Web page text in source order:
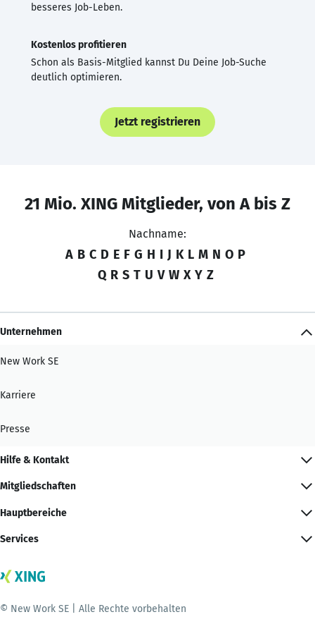
besseres Job-Leben.
Kostenlos profitieren
Schon als Basis-Mitglied kannst Du Deine Job-Suche
deutlich optimieren.
Jetzt registrieren
21 Mio. XING Mitglieder, von A bis Z
Nachname:
A B C D E F G H I J K L M N O P
Q R S T U V W X Y Z
Unternehmen
New Work SE
Karriere
Presse
Hilfe & Kontakt
Mitgliedschaften
Hauptbereiche
Services
© New Work SE | Alle Rechte vorbehalten